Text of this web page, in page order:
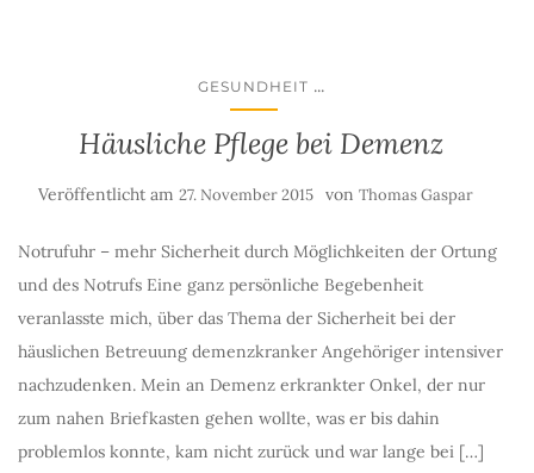
GESUNDHEIT ...
Häusliche Pflege bei Demenz
Veröffentlicht am 27. November 2015 von Thomas Gaspar
Notrufuhr – mehr Sicherheit durch Möglichkeiten der Ortung
und des Notrufs Eine ganz persönliche Begebenheit
veranlasste mich, über das Thema der Sicherheit bei der
häuslichen Betreuung demenzkranker Angehöriger intensiver
nachzudenken. Mein an Demenz erkrankter Onkel, der nur
zum nahen Briefkasten gehen wollte, was er bis dahin
problemlos konnte, kam nicht zurück und war lange bei […]